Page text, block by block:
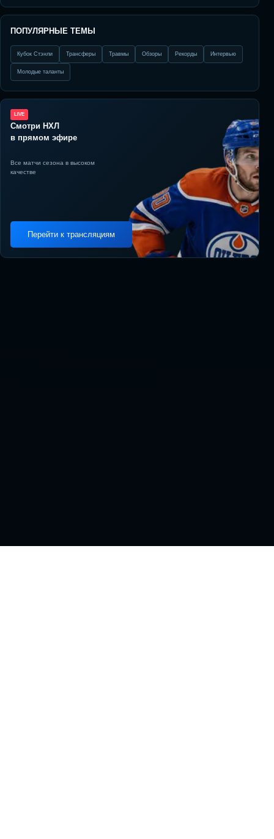
ПОПУЛЯРНЫЕ ТЕМЫ
Кубок Стэнли Трансферы Травмы Обзоры Рекорды Интервью
Молодые таланты
LIVE
Смотри НХЛ
в прямом эфире
Все матчи сезона в высоком
качестве
Перейти к трансляциям